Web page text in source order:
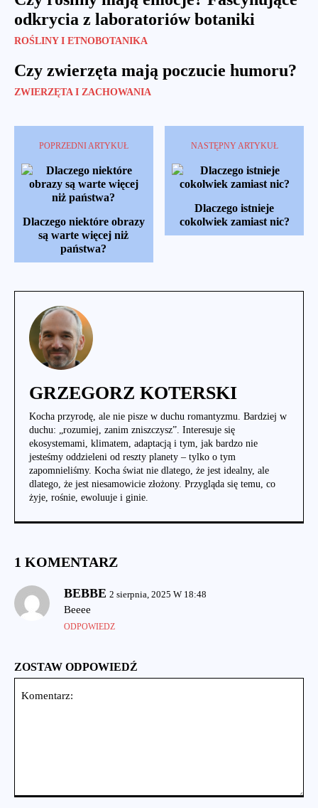
odkrycia z laboratoriów botaniki
ROŚLINY I ETNOBOTANIKA
Czy zwierzęta mają poczucie humoru?
ZWIERZĘTA I ZACHOWANIA
POPRZEDNI ARTYKUŁ
Dlaczego niektóre obrazy
są warte więcej niż
państwa?
NASTĘPNY ARTYKUŁ
Dlaczego istnieje
cokolwiek zamiast nic?
GRZEGORZ KOTERSKI
Kocha przyrodę, ale nie pisze w duchu romantyzmu. Bardziej w
duchu: „rozumiej, zanim zniszczysz”. Interesuje się
ekosystemami, klimatem, adaptacją i tym, jak bardzo nie
jesteśmy oddzieleni od reszty planety – tylko o tym
zapomnieliśmy. Kocha świat nie dlatego, że jest idealny, ale
dlatego, że jest niesamowicie złożony. Przygląda się temu, co
żyje, rośnie, ewoluuje i ginie.
1 KOMENTARZ
BEBBE 2 sierpnia, 2025 W 18:48
Beeee
ODPOWIEDZ
ZOSTAW ODPOWIEDŹ